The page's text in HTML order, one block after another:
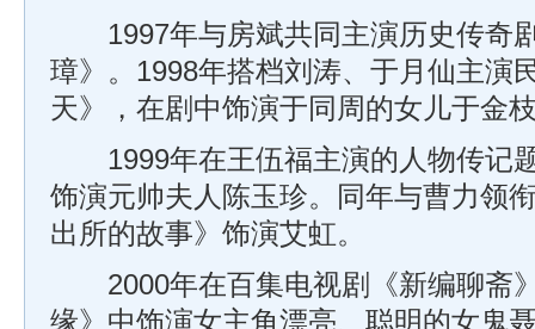
1997年与房斌共同主演历史传奇
璋》。1998年搭档刘涛、于月仙主演
天》，在剧中饰演于同周的女儿于金
1999年在王伍福主演的人物传记
饰演元帅夫人陈玉珍。同年与曹力领
出所的故事》饰演艾虹。
2000年在百集电视剧《新编聊斋
缘》中饰演女主角漂亮、聪明的女鬼